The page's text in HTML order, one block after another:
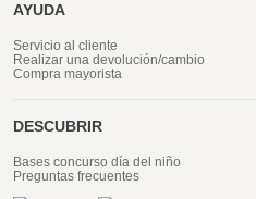
AYUDA
Servicio al cliente
Realizar una devolución/cambio
Compra mayorista
DESCUBRIR
Bases concurso día del niño
Preguntas frecuentes